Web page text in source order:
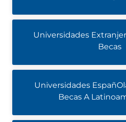
Universidades
Becas
Universidades
Becas A